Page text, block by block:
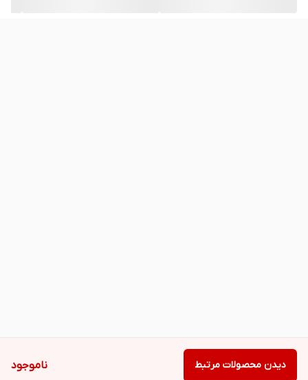
ناموجود دیدن محصولات مرتبط